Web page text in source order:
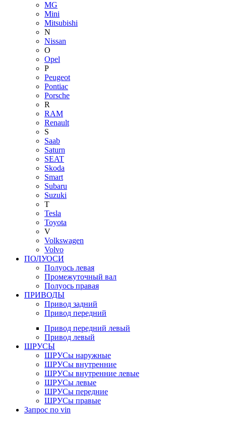
MG
Mini
Mitsubishi
N
Nissan
O
Opel
P
Peugeot
Pontiac
Porsche
R
RAM
Renault
S
Saab
Saturn
SEAT
Skoda
Smart
Subaru
Suzuki
T
Tesla
Toyota
V
Volkswagen
Volvo
ПОЛУОСИ
Полуось левая
Промежуточный вал
Полуось правая
ПРИВОДЫ
Привод задний
Привод передний
Привод передний левый
Привод левый
ШРУСЫ
ШРУСы наружные
ШРУСы внутренние
ШРУСы внутренние левые
ШРУСы левые
ШРУСы передние
ШРУСы правые
Запрос по vin